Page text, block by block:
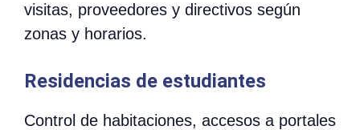
visitas, proveedores y directivos según
zonas y horarios.
Residencias de estudiantes
Control de habitaciones, accesos a portales